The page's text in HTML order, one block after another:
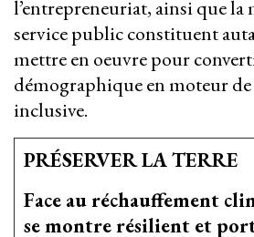
l’entrepreneuriat, ainsi que
service public constituent
mettre en oeuvre pour
démographique en moteur de
inclusive.
PRÉSERVER LA TERRE
Face au réchauffement
se montre résilient et